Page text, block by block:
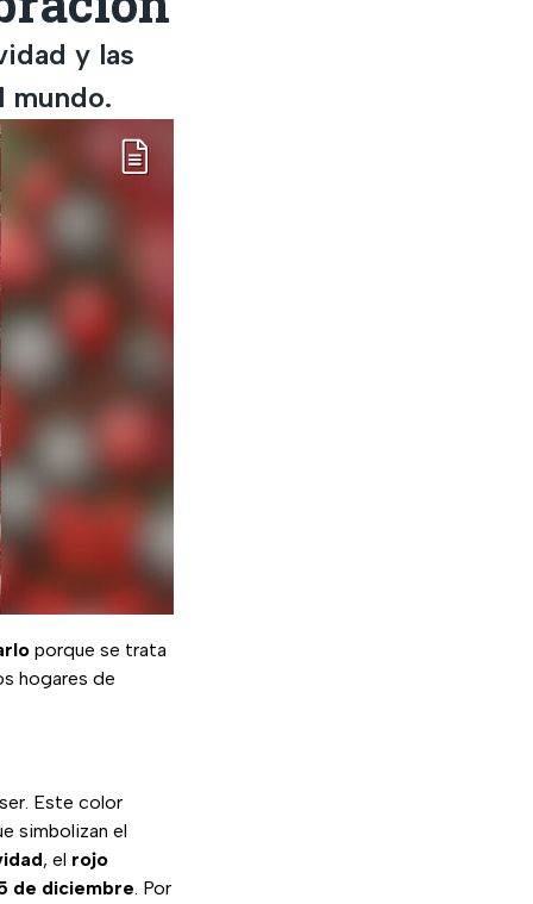
y las
mundo.
porque se trata
hogares de
Este color
simbolizan el
, el rojo
de diciembre. Por